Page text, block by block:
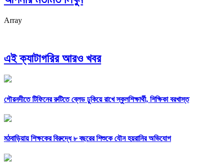
Array
এই ক্যাটাগরির আরও খবর
গৌরনদীতে টিফিনের রুটিতে ব্লেড ঢুকিয়ে রাখে স্কুলশিক্ষার্থী, শিক্ষিকা বরখাস্ত
মঠবাড়িয়ায় শিক্ষকের বিরুদ্ধে ৮ বছরের শিশুকে যৌন হয়রানির অভিযোগ